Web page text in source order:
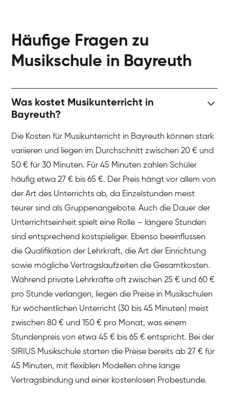
Häufige Fragen zu
Musikschule in Bayreuth
Was kostet Musikunterricht in
Bayreuth?
Die Kosten für Musikunterricht in Bayreuth können stark
variieren und liegen im Durchschnitt zwischen 20 € und
50 € für 30 Minuten. Für 45 Minuten zahlen Schüler
häufig etwa 27 € bis 65 €. Der Preis hängt vor allem von
der Art des Unterrichts ab, da Einzelstunden meist
teurer sind als Gruppenangebote. Auch die Dauer der
Unterrichtseinheit spielt eine Rolle – längere Stunden
sind entsprechend kostspieliger. Ebenso beeinflussen
die Qualifikation der Lehrkraft, die Art der Einrichtung
sowie mögliche Vertragslaufzeiten die Gesamtkosten.
Während private Lehrkräfte oft zwischen 25 € und 60 €
pro Stunde verlangen, liegen die Preise in Musikschulen
für wöchentlichen Unterricht (30 bis 45 Minuten) meist
zwischen 80 € und 150 € pro Monat, was einem
Stundenpreis von etwa 45 € bis 65 € entspricht. Bei der
SIRIUS Musikschule starten die Preise bereits ab 27 € für
45 Minuten, mit flexiblen Modellen ohne lange
Vertragsbindung und einer kostenlosen Probestunde.